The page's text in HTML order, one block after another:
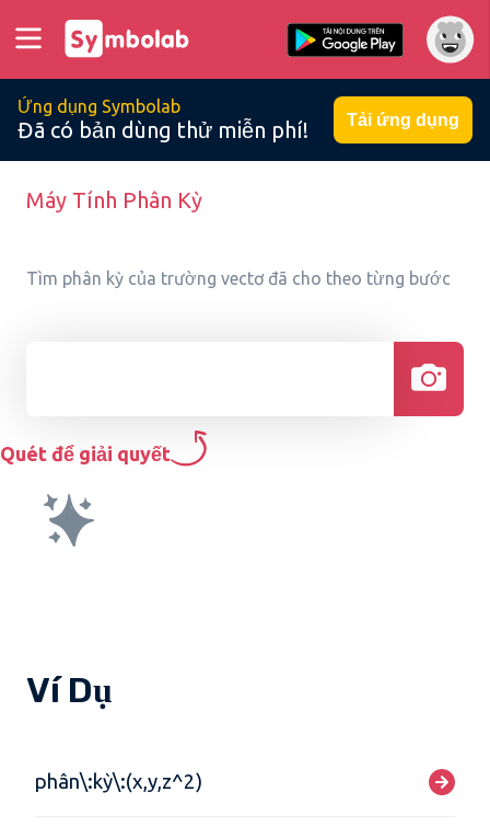
Ứng dụng Symbolab
Đã có bản dùng thử miễn phí! Tải ứng dụng
Máy Tính Phân Kỳ
Tìm phân kỳ của trường vectơ đã cho theo từng bước
Quét để giải quyết
Ví Dụ
phân\:kỳ\:(x,y,z^2)